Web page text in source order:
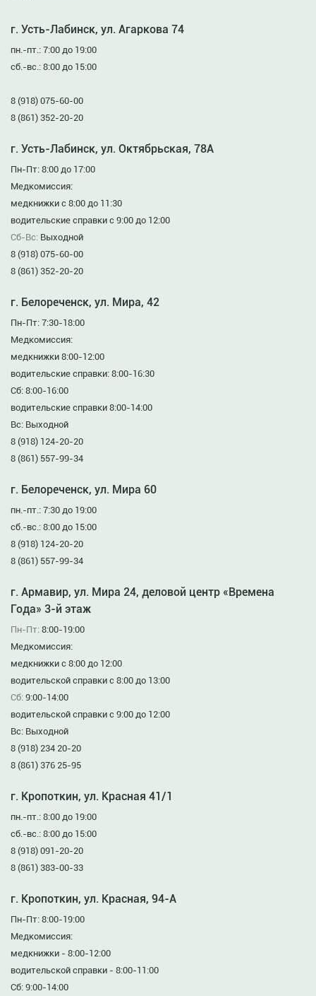
г. Усть-Лабинск, ул. Агаркова 74
пн.-пт.: 7:00 до 19:00
сб.-вс.: 8:00 до 15:00
8 (918) 075-60-00
8 (861) 352-20-20
г. Усть-Лабинск, ул. Октябрьская, 78А
Пн-Пт: 8:00 до 17:00
Медкомиссия:
медкнижки с 8:00 до 11:30
водительские справки с 9:00 до 12:00
Сб-Вс: Выходной
8 (918) 075-60-00
8 (861) 352-20-20
г. Белореченск, ул. Мира, 42
Пн-Пт: 7:30-18:00
Медкомиссия:
медкнижки 8:00-12:00
водительские справки: 8:00-16:30
Сб: 8:00-16:00
водительские справки 8:00-14:00
Вс: Выходной
8 (918) 124-20-20
8 (861) 557-99-34
г. Белореченск, ул. Мира 60
пн.-пт.: 7:30 до 19:00
сб.-вс.: 8:00 до 15:00
8 (918) 124-20-20
8 (861) 557-99-34
г. Армавир, ул. Мира 24, деловой центр «Времена
Года» 3-й этаж
Пн-Пт: 8:00-19:00
Медкомиссия:
медкнижки с 8:00 до 12:00
водительской справки с 8:00 до 13:00
Сб: 9:00-14:00
водительской справки с 9:00 до 12:00
Вс: Выходной
8 (918) 234 20-20
8 (861) 376 25-95
г. Кропоткин, ул. Красная 41/1
пн.-пт.: 8:00 до 19:00
сб.-вс.: 8:00 до 15:00
8 (918) 091-20-20
8 (861) 383-00-33
г. Кропоткин, ул. Красная, 94-А
Пн-Пт: 8:00-19:00
Медкомиссия:
медкнижки - 8:00-12:00
водительской справки - 8:00-11:00
Сб: 9:00-14:00